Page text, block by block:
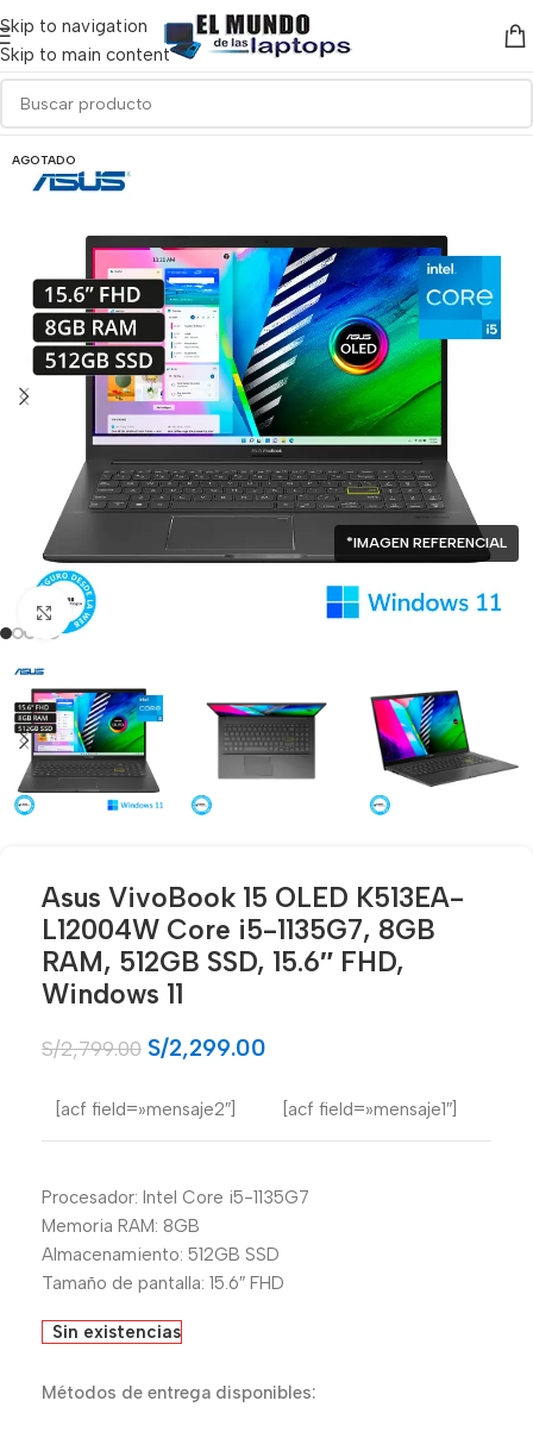
Skip to navigation
Skip to main content
AGOTADO
Click para agrandar
*IMAGEN REFERENCIAL
Asus VivoBook 15 OLED K513EA-
L12004W Core i5-1135G7, 8GB
RAM, 512GB SSD, 15.6″ FHD,
Windows 11
S/2,799.00 S/2,299.00
[acf field=»mensaje2″] [acf field=»mensaje1″]
Procesador: Intel Core i5-1135G7
Memoria RAM: 8GB
Almacenamiento: 512GB SSD
Tamaño de pantalla: 15.6″ FHD
Sin existencias
Métodos de entrega disponibles: